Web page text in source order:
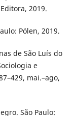
2019.
Pólen, 2019.
de São Luís do
e
mai.–ago,
São Paulo: